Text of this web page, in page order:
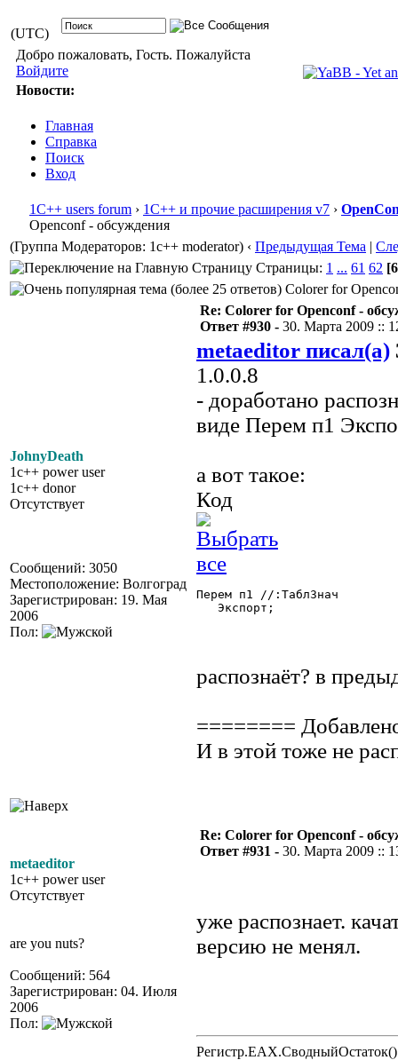
(UTC)
Добро пожаловать, Гость. Пожалуйста
Войдите
Новости:
Главная
Справка
Поиск
Вход
1С++ users forum › 1С++ и прочие расширения v7 ›
Openconf - обсуждения
(Группа Модераторов: 1c++ moderator) ‹ Предыдущая Тема |
Страницы: 1 ... 61 62
Colorer for
JohnyDeath
1c++ power user
1c++ donor
Отсутствует
Сообщений: 3050
Местоположение: Волгоград
Зарегистрирован: 19. Мая
2006
Пол:
Re: Colorer for Openconf -
Ответ #930 - 30. Марта 2009 ::
metaeditor писал(а)
1.0.0.8
- доработано
виде Перем п1
а вот такое:
Код
Перем п1 //:ТаблЗнач
Экспорт;
распознаёт? в
========
И в этой тоже не
metaeditor
1c++ power user
Отсутствует
are you nuts?
Сообщений: 564
Зарегистрирован: 04. Июля
2006
Пол:
Re: Colorer for Openconf -
Ответ #931 - 30. Марта 2009 ::
уже распознает.
версию не менял.
Регистр.EAX.СводныйОстаток()